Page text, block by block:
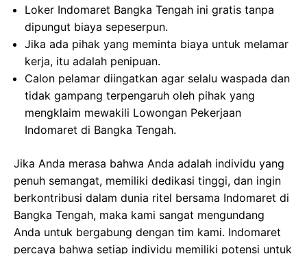
Loker Indomaret Bangka Tengah ini gratis tanpa
dipungut biaya sepeserpun.
Jika ada pihak yang meminta biaya untuk melamar
kerja, itu adalah penipuan.
Calon pelamar diingatkan agar selalu waspada dan
tidak gampang terpengaruh oleh pihak yang
mengklaim mewakili Lowongan Pekerjaan
Indomaret di Bangka Tengah.
Jika Anda merasa bahwa Anda adalah individu yang
penuh semangat, memiliki dedikasi tinggi, dan ingin
berkontribusi dalam dunia ritel bersama Indomaret di
Bangka Tengah, maka kami sangat mengundang
Anda untuk bergabung dengan tim kami. Indomaret
percaya bahwa setiap individu memiliki potensi untuk